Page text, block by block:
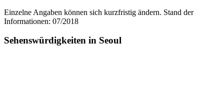
Einzelne Angaben können sich kurzfristig ändern. Stand der
Informationen: 07/2018
Sehenswürdigkeiten in Seoul